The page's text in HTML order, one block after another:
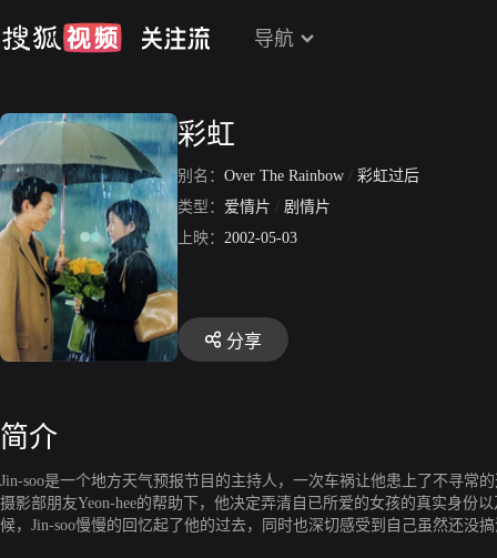
导航
彩虹
别名： Over The Rainbow / 彩虹过后
类型： 爱情片 / 剧情片
上映： 2002-05-03
分享
简介
Jin-soo是一个地方天气预报节目的主持人，一次车祸让他患上了不寻常
摄影部朋友Yeon-hee的帮助下，他决定弄清自已所爱的女孩的真实身份
候，Jin-soo慢慢的回忆起了他的过去，同时也深切感受到自己虽然还没